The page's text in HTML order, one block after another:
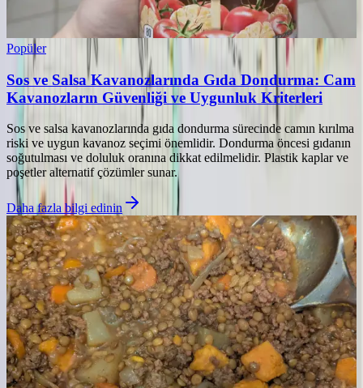
Popüler
Sos ve Salsa Kavanozlarında Gıda Dondurma: Cam
Kavanozların Güvenliği ve Uygunluk Kriterleri
Sos ve salsa kavanozlarında gıda dondurma sürecinde camın kırılma
riski ve uygun kavanoz seçimi önemlidir. Dondurma öncesi gıdanın
soğutulması ve doluluk oranına dikkat edilmelidir. Plastik kaplar ve
poşetler alternatif çözümler sunar.
Daha fazla bilgi edinin